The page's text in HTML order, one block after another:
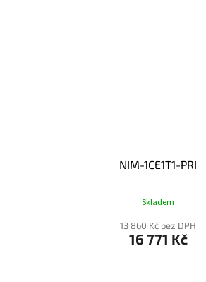
NIM-1CE1T1-PRI
Skladem
13 860 Kč bez DPH
16 771 Kč